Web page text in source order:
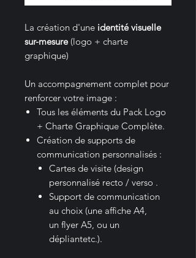
La création d'une identité visuelle
sur-mesure(logo + charte
graphique)
Un accompagnement complet pour
renforcer votre image :
Tous les éléments du Pack Logo
+ Charte Graphique Complète.
Création de supports de
communication personnalisés :
Cartes de visite (design
personnalisé recto / verso .
Support de communication
au choix (une affiche A4,
un flyer A5, ou un
dépliantetc.).